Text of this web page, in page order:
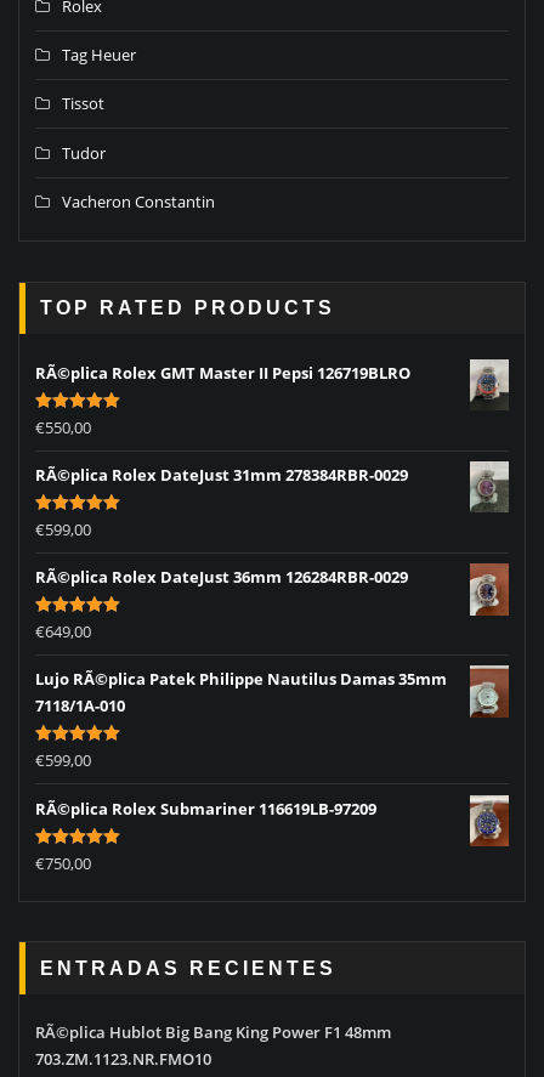
Rolex
Tag Heuer
Tissot
Tudor
Vacheron Constantin
TOP RATED PRODUCTS
RÃ©plica Rolex GMT Master II Pepsi 126719BLRO
Rated5.00
out of 5
€550,00
RÃ©plica Rolex DateJust 31mm 278384RBR-0029
Rated5.00
out of 5
€599,00
RÃ©plica Rolex DateJust 36mm 126284RBR-0029
Rated5.00
out of 5
€649,00
Lujo RÃ©plica Patek Philippe Nautilus Damas 35mm
7118/1A-010
Rated5.00
out of 5
€599,00
RÃ©plica Rolex Submariner 116619LB-97209
Rated5.00
out of 5
€750,00
ENTRADAS RECIENTES
RÃ©plica Hublot Big Bang King Power F1 48mm
703.ZM.1123.NR.FMO10